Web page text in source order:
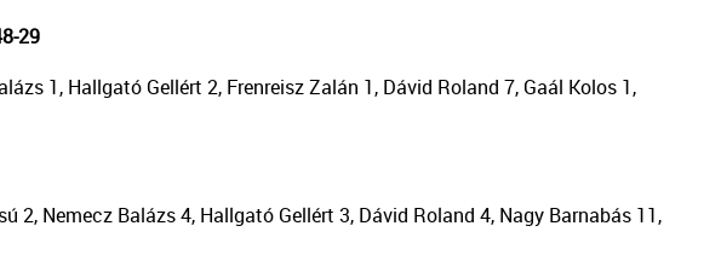
29
1, Hallgató Gellért 2, Frenreisz Zalán 1, Dávid Roland 7, Gaál Kolos 1,
2, Nemecz Balázs 4, Hallgató Gellért 3, Dávid Roland 4, Nagy Barnabás 11,